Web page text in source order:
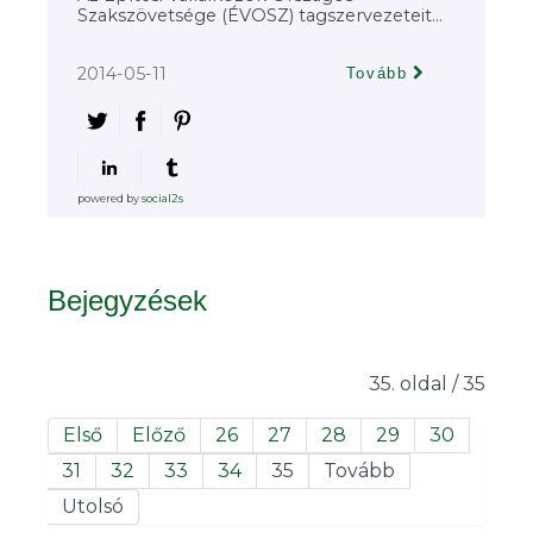
Szakszövetsége (ÉVOSZ) tagszervezeteit...
2014-05-11 Tovább
powered bysocial2s
Bejegyzések
35. oldal / 35
Első Előző 26 27 28 29
30
31
32 33 34 35
Tovább
Utolsó